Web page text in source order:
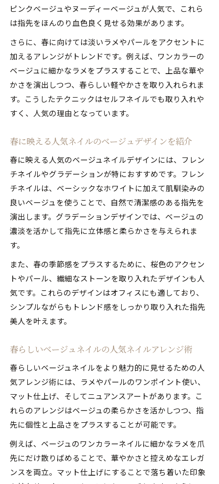
ピンクベージュやヌーディーベージュが人気で、これら
は指先をほんのり血色良く見せる効果があります。
さらに、春に向けては淡いラメやパールをアクセントに
加えるアレンジがトレンドです。例えば、ワンカラーの
ベージュに細かなラメをプラスすることで、上品な華や
かさを演出しつつ、春らしい軽やかさを取り入れられま
す。こうしたテクニックはセルフネイルでも取り入れや
すく、人気の理由となっています。
春に映える人気ネイルのベージュデザインを紹介
春に映える人気のベージュネイルデザインには、フレン
チネイルやグラデーションが特におすすめです。フレン
チネイルは、ベーシックなホワイトに加えて肌馴染みの
良いベージュを使うことで、自然で清潔感のある指先を
演出します。グラデーションデザインでは、ベージュの
濃淡を活かして指先に立体感と柔らかさを与えられま
す。
また、春の季節感をプラスするために、桜色のアクセン
トやパール、繊細なストーンを取り入れたデザインも人
気です。これらのデザインはオフィスにも適しており、
シンプルながらもトレンド感をしっかり取り入れた指先
美人を叶えます。
春らしいベージュネイルの人気ネイルアレンジ術
春らしいベージュネイルをより魅力的に見せるための人
気アレンジ術には、ラメやパールのワンポイント使い、
マット仕上げ、そしてニュアンスアートがあります。こ
れらのアレンジはベージュの柔らかさを活かしつつ、指
先に個性と上品さをプラスすることが可能です。
例えば、ベージュのワンカラーネイルに細かなラメを爪
先にだけ散りばめることで、華やかさと控えめなエレガ
ンスを両立。マット仕上げにすることで落ち着いた印象